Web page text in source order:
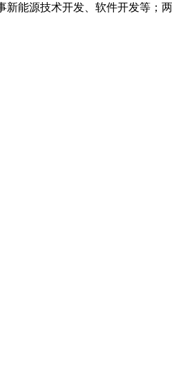
能源技术开发、软件开发等；